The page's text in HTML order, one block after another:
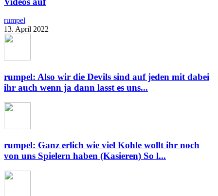
rumpel
13. April 2022
rumpel: Also wir die Devils sind auf jeden mit dabei
ihr auch wenn ja dann lasst es uns...
rumpel: Ganz erlich wie viel Kohle wollt ihr noch
von uns Spielern haben (Kasieren) So l...